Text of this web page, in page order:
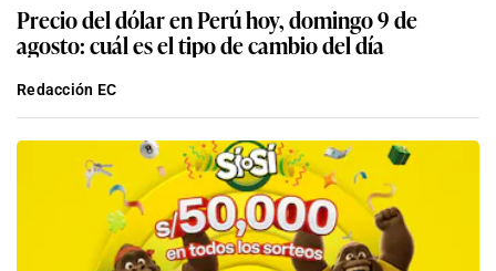
Precio del dólar en Perú hoy, domingo 9 de
agosto: cuál es el tipo de cambio del día
Redacción EC